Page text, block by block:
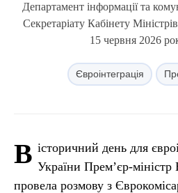
Департамент інформації та
Секретаріату Кабінету
15 червня 2026
Євроінтеграція
В історичний день для
України Прем’єр-
провела розмову з